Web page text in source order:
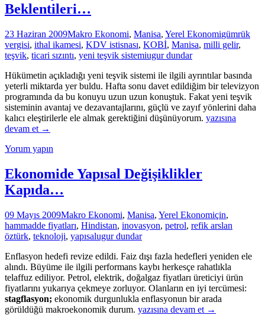
Beklentileri…
23 Haziran 2009Makro Ekonomi, Manisa, Yerel Ekonomigümrük
vergisi, ithal ikamesi, KDV istisnası, KOBİ, Manisa, milli gelir,
teşvik, ticari sızıntı, yeni teşvik sistemiugur dundar
Hükümetin açıkladığı yeni teşvik sistemi ile ilgili ayrıntılar basında
yeterli miktarda yer buldu. Hafta sonu davet edildiğim bir televizyon
programında da bu konuyu uzun uzun konuştuk. Fakat yeni teşvik
sisteminin avantaj ve dezavantajlarını, güçlü ve zayıf yönlerini daha
kalıcı eleştirilerle ele almak gerektiğini düşünüyorum. Yeni
yazısına
devam et →
Yorum yapın
Ekonomide Yapısal Değişiklikler
Kapıda…
09 Mayıs 2009Makro Ekonomi, Manisa, Yerel Ekonomiçin,
hammadde fiyatları, Hindistan, inovasyon, petrol, refik arslan
öztürk, teknoloji, yapısalugur dundar
Enflasyon hedefi revize edildi. Faiz dışı fazla hedefleri yeniden ele
alındı. Büyüme ile ilgili performans kaybı herkesçe rahatlıkla
telaffuz ediliyor. Petrol, elektrik, doğalgaz fiyatları üreticiyi ürün
fiyatlarını yukarıya çekmeye zorluyor. Olanların en iyi tercümesi:
stagflasyon; ekonomik durgunlukla enflasyonun bir arada
görüldüğü makroekonomik durum. Ekonomide
yazısına devam et →